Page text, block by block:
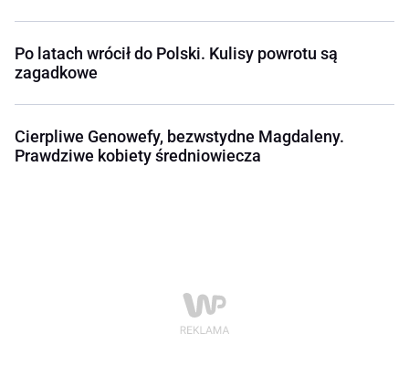
Po latach wrócił do Polski. Kulisy powrotu są
zagadkowe
Cierpliwe Genowefy, bezwstydne Magdaleny.
Prawdziwe kobiety średniowiecza